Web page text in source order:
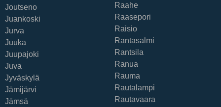
Joutseno
Juankoski
Jurva
Juuka
Juupajoki
Juva
Jyväskylä
Jämijärvi
Jämsä
Raahe
Raasepori
Raisio
Rantasalmi
Rantsila
Ranua
Rauma
Rautalampi
Rautavaara